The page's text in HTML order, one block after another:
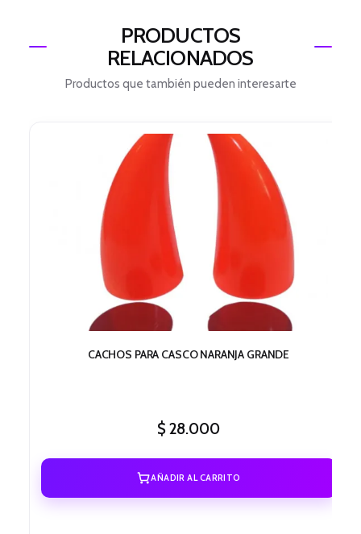
PRODUCTOS
RELACIONADOS
Productos que también pueden interesarte
CACHOS PARA CASCO NARANJA GRANDE
$28.000
AÑADIR AL CARRITO